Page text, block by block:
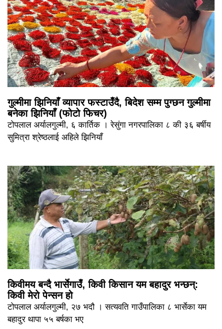
गुल्मीमा झिनियाँ व्यापार फस्टाउँदै, बिदेश सम्म पुग्छन गुल्मीमा
बनेका झिनियाँ (फोटो फिचर)
टोपलाल अर्यालगुल्मी, ६ कार्तिक । रेसुंगा नगरपालिका ८ की ३६ बर्षीय
सुमित्रा श्रेष्ठलाई अहिले झिनियाँ
किवीमय बन्दै भार्सेगाउँ, किवी किसान यम बहादुर भन्छन्:
किवी मेरो पेन्सन हो
टोपलाल अर्यालगुल्मी, २७ भदौ । सत्यवति गाउँपालिका ८ भार्सेका यम
बहादुर थापा ५५ बर्षका भए